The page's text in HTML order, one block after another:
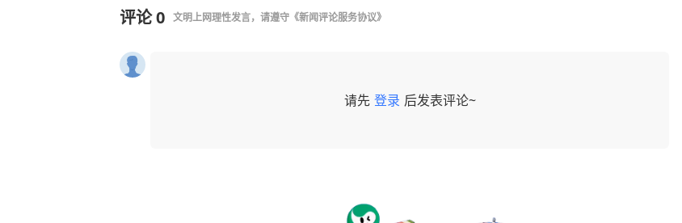
评论0 文明上网理性发言，请遵守 《新闻评论服务协议》
请先 登录 后发表评论~